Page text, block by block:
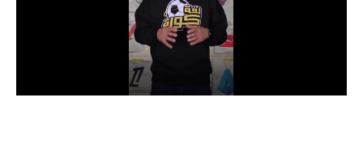
الدوري السعودي للمحترفين